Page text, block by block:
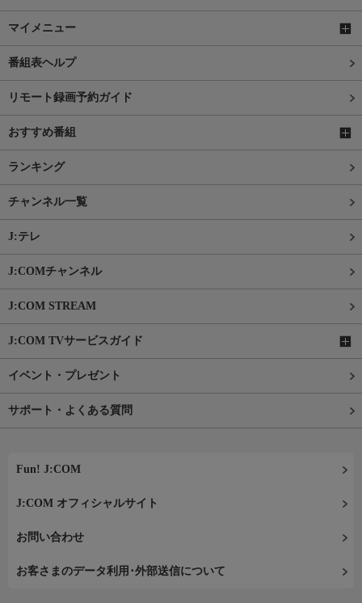
マイメニュー
番組表ヘルプ
リモート録画予約ガイド
おすすめ番組
ランキング
チャンネル一覧
J:テレ
J:COMチャンネル
J:COM STREAM
J:COM TVサービスガイド
イベント・プレゼント
サポート・よくある質問
Fun! J:COM
J:COM オフィシャルサイト
お問い合わせ
お客さまのデータ利用･外部送信について